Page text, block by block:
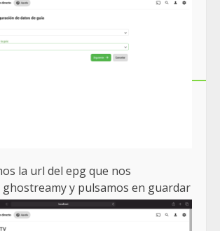
la url del epg que nos
y pulsamos en guardar